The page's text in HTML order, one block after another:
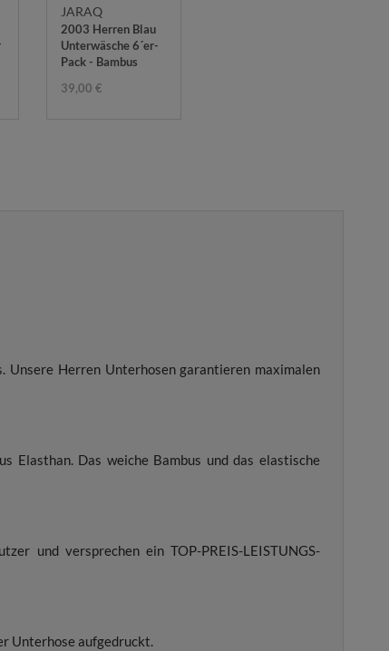
JARAQ
2003 Herren Blau
Unterwäsche 6´er-
Pack - Bambus
39,00 €
Unsere Herren Unterhosen garantieren maximalen
Elasthan. Das weiche Bambus und das elastische
und versprechen ein TOP-PREIS-LEISTUNGS-
Unterhose aufgedruckt.